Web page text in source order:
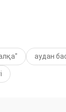
аудан